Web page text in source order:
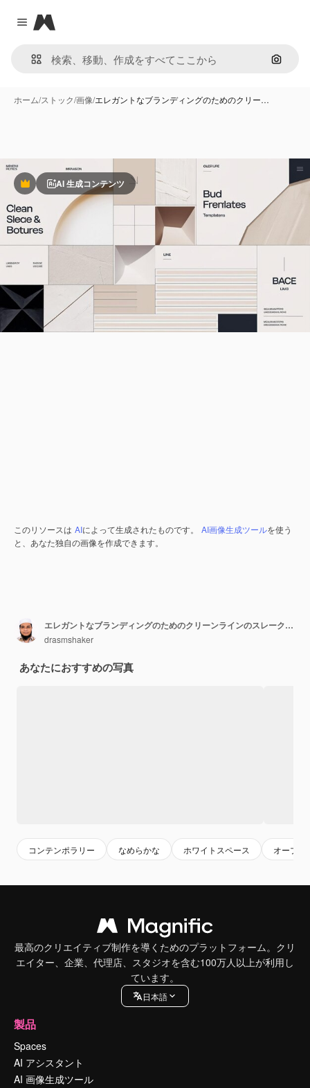
Close menu
Magnific
画像で
ホーム/ストック/画像/エレガントなブランディングのためのクリー…
PremiumAI 生成コンテンツ
このリソースは AIによって生成されたものです。 AI画像生成ツールを使う
と、あなた独自の画像を作成できます。
エレガントなブランディングのためのクリーンラインのスレークアンプ ミニマリストモダンデザイン
drasmshaker
あなたにおすすめの写真
コンテンポラリー なめらかな ホワイトスペース オープン
最高のクリエイティブ制作を導くためのプラットフォーム。クリ
エイター、企業、代理店、スタジオを含む100万人以上が利用し
ています。
日本語
製品
Spaces
AI アシスタント
AI 画像生成ツール